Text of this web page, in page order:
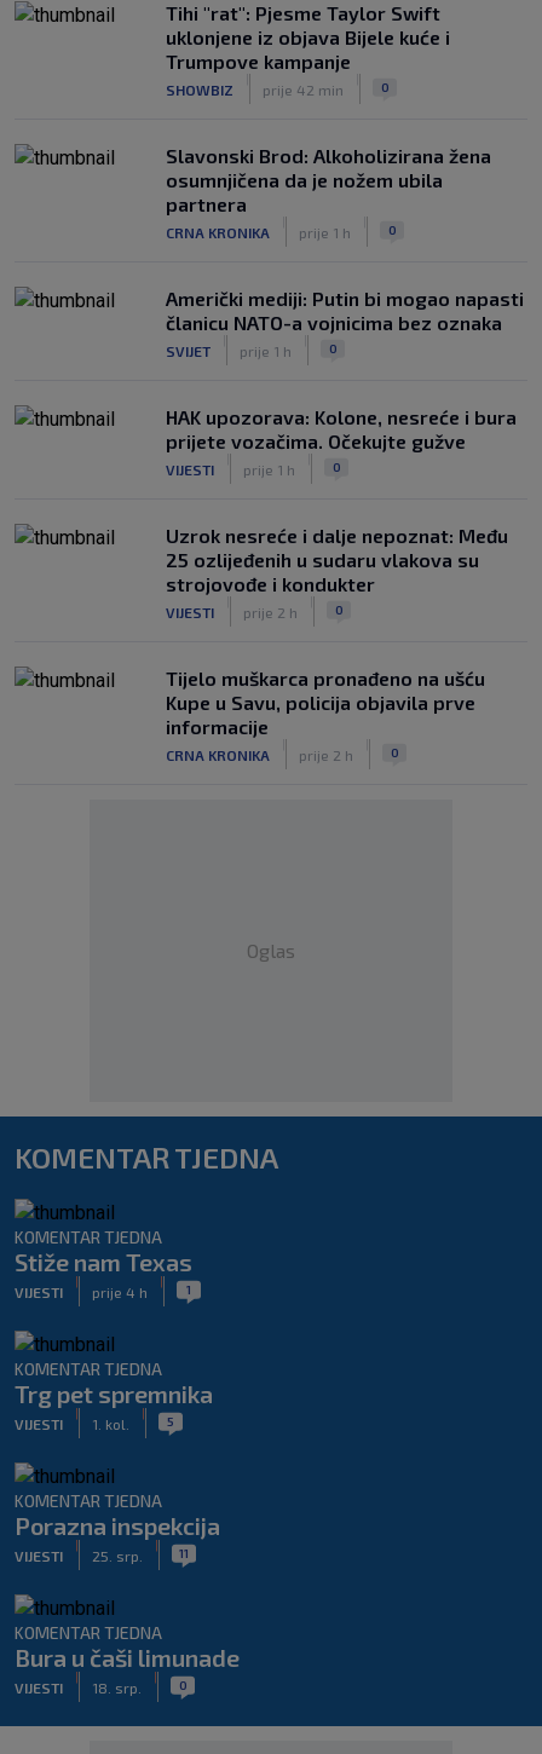
Tihi "rat": Pjesme Taylor Swift
uklonjene iz objava Bijele kuće i
Trumpove kampanje
SHOWBIZ prije 42 min 0
Slavonski Brod: Alkoholizirana žena
osumnjičena da je nožem ubila
partnera
CRNA KRONIKA prije 1 h 0
Američki mediji: Putin bi mogao napasti
članicu NATO-a vojnicima bez oznaka
SVIJET prije 1 h 0
HAK upozorava: Kolone, nesreće i bura
prijete vozačima. Očekujte gužve
VIJESTI prije 1 h 0
Uzrok nesreće i dalje nepoznat: Među
25 ozlijeđenih u sudaru vlakova su
strojovođe i kondukter
VIJESTI prije 2 h 0
Tijelo muškarca pronađeno na ušću
Kupe u Savu, policija objavila prve
informacije
CRNA KRONIKA prije 2 h 0
Oglas
KOMENTAR TJEDNA
KOMENTAR TJEDNA
Stiže nam Texas
VIJESTI prije 4 h 1
KOMENTAR TJEDNA
Trg pet spremnika
VIJESTI 1. kol. 5
KOMENTAR TJEDNA
Porazna inspekcija
VIJESTI 25. srp. 11
KOMENTAR TJEDNA
Bura u čaši limunade
VIJESTI 18. srp. 0